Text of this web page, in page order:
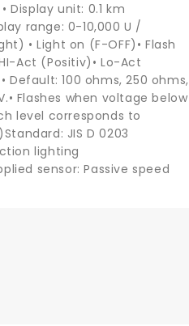
unit: 0.1 km
range: 0-10,000 U /
• Light on (F-OFF)• Flash
Act (Positiv)• Lo-Act
Default: 100 ohms, 250 ohms,
Flashes when voltage below
level corresponds to
JIS D 0203
lighting
sensor: Passive speed